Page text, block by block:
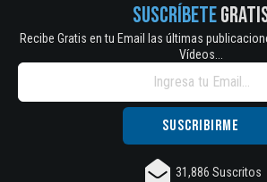
SUSCRÍBETE
Recibe Gratis en tu Email las últimas
Vídeos...
31,886 Suscritos